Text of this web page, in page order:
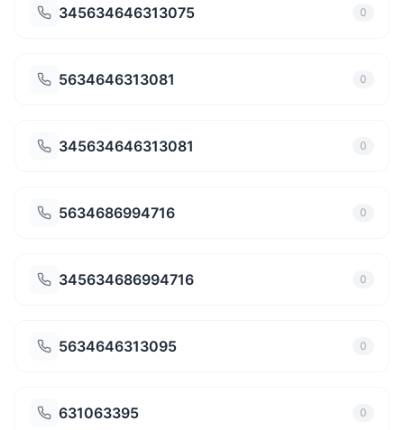
345634646313075 0
5634646313081 0
345634646313081 0
5634686994716 0
345634686994716 0
5634646313095 0
631063395 0